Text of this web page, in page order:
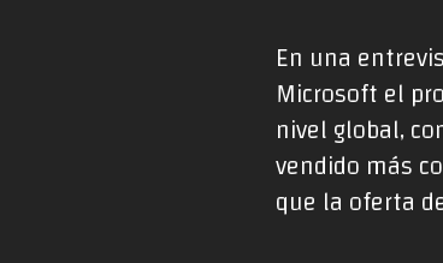
En una
Microsoft el
nivel global,
vendido más
que la oferta